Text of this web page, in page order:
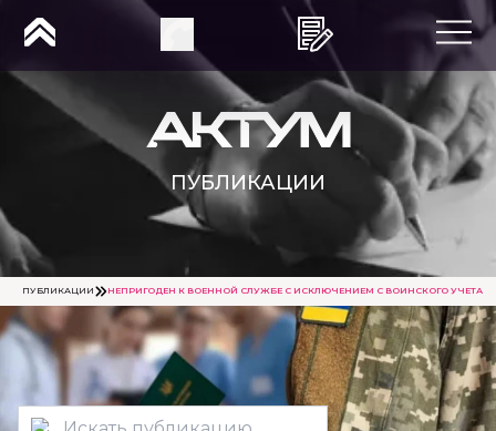
ПУБЛИКАЦИИ
ПУБЛИКАЦИИ НЕПРИГОДЕН К ВОЕННОЙ СЛУЖБЕ С ИСКЛЮЧЕНИЕМ С ВОИНСКОГО УЧЕТА